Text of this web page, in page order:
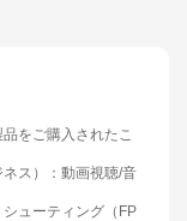
をご購入されたこ
ス）
： 動画視聴/音
シューティング（FP